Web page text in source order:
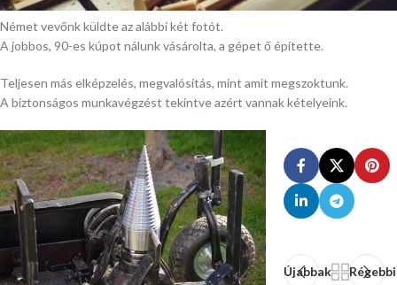
Német vevőnk küldte az alábbi két fotót.
A jobbos, 90-es kúpot nálunk vásárolta, a gépet ő építette.
Teljesen más elképzelés, megvalósítás, mint amit megszoktunk.
A biztonságos munkavégzést tekintve azért vannak kételyeink.
Újabbak